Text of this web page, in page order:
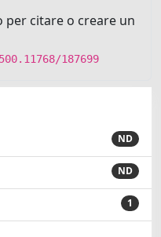
citare o creare un
187699
ND
ND
1